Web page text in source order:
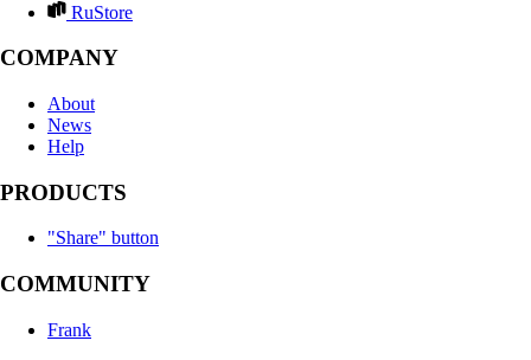
RuStore
COMPANY
About
News
Help
PRODUCTS
"Share" button
COMMUNITY
Frank